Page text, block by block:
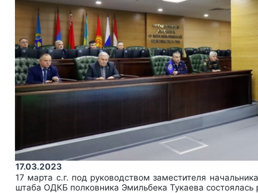
17.03.2023
17 марта с.г. под руководством заместителя
штаба ОДКБ полковника Эмильбека Тукаева состоялась